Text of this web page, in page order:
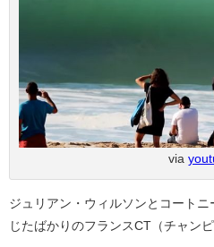
via
ジュリアン・ウィルソンとコート
じたばかりのフランスCT（チャン